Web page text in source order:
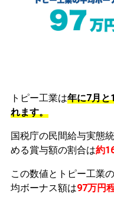
トピー工業は年に7月と
れます。
国税庁の民間給与実態
める賞与額の割合は約
この数値とトピー工業
均ボーナス額は97万円